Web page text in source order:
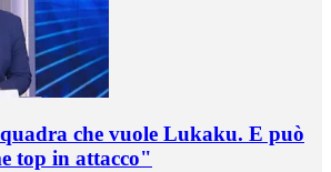
che vuole Lukaku. E può
top in attacco"